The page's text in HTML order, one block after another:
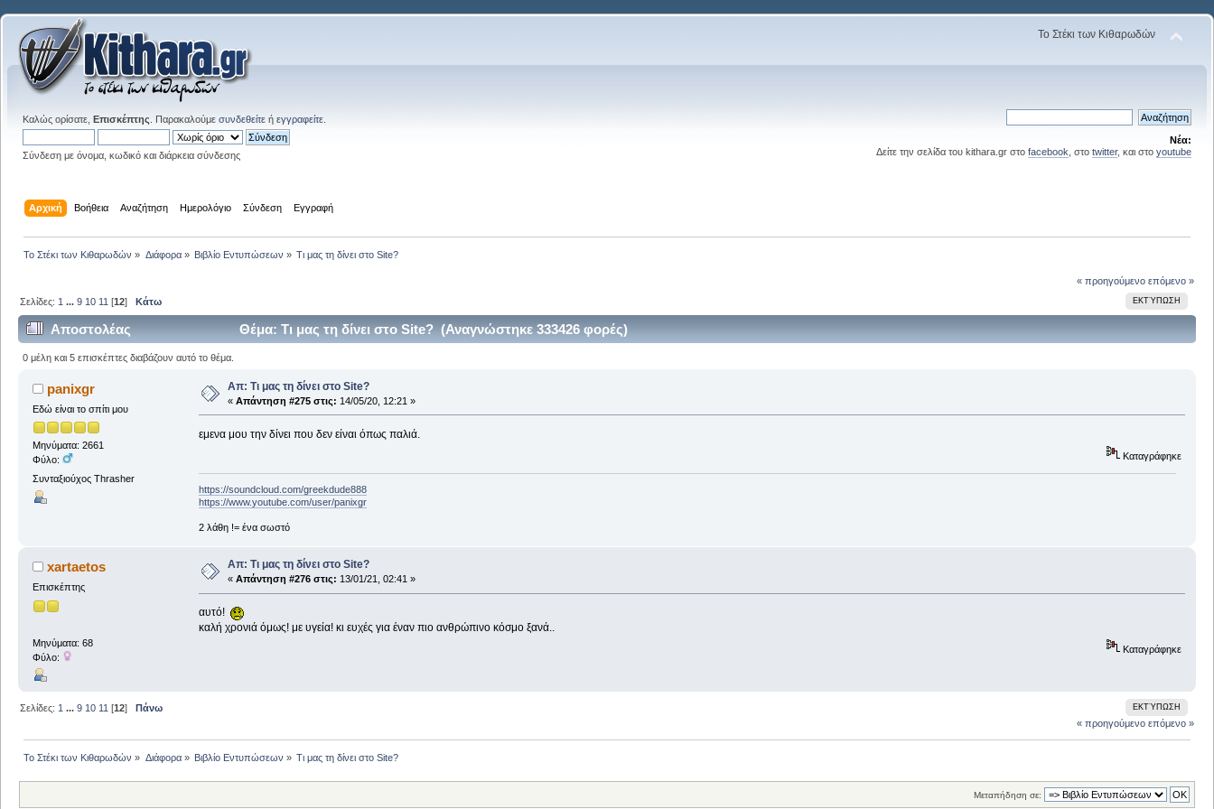
Το Στέκι των Κιθαρωδών
Καλώς ορίσατε, Επισκέπτης . Παρακαλούμε συνδεθείτε ή εγγραφείτε
Σύνδεση με όνομα, κωδικό και διάρκεια σύνδεσης
Νέα:
Δείτε την σελίδα του kithara.gr στο facebook , στο twitter, και στο youtube
Αρχική Βοήθεια Αναζήτηση Ημερολόγιο Σύνδεση Εγγραφή
Το Στέκι των Κιθαρωδών » Διάφορα» Βιβλίο Εντυπώσεων » Τι μας τη δίνει στο Site?
« προηγούμενο επόμενο »
ΕΚΤΎΠΩΣΗ
Σελίδες: 1 ...9 10 11 [12]Κάτω
Αποστολέας Θέμα: Τι μας τη δίνει στο Site? (Αναγνώστηκε 333426 φορές)
0 μέλη και 5 επισκέπτες διαβάζουν αυτό το θέμα.
panixgr
Εδώ είναι το σπίτι μου
Μηνύματα: 2661
Φύλο:
Συνταξιούχος Thrasher
Απ: Τι μας τη δίνει στο Site?
« Απάντηση #275 στις: 14/05/20, 12:21 »
εμενα μου την δίνει που δεν είναι όπως παλιά.
Καταγράφηκε
https://soundcloud.com/greekdude888
https://www.youtube.com/user/panixgr
2 λάθη != ένα σωστό
xartaetos
Επισκέπτης
Μηνύματα: 68
Φύλο:
Απ: Τι μας τη δίνει στο Site?
« Απάντηση #276 στις: 13/01/21, 02:41 »
αυτό!
καλή χρονιά όμως! με υγεία! κι ευχές για έναν πιο ανθρώπινο κόσμο ξανά..
Καταγράφηκε
ΕΚΤΎΠΩΣΗ
Σελίδες: 1 ...9 10 11 [12]Πάνω
« προηγούμενο επόμενο »
Το Στέκι των Κιθαρωδών » Διάφορα» Βιβλίο Εντυπώσεων » Τι μας τη δίνει στο Site?
Μεταπήδηση σε: